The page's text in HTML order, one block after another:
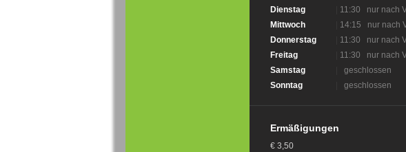
Dienstag
11:30 nur nach
Mittwoch
14:15 nur nach
Donnerstag
11:30 nur nach
Freitag
11:30 nur nach
Samstag
geschlossen
Sonntag
geschlossen
Ermäßigungen
€ 3,50